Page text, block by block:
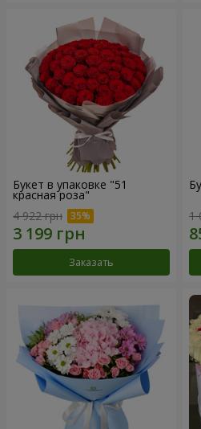
Букет в упаковке "51
красная роза"
4 922 грн
Заказать
1